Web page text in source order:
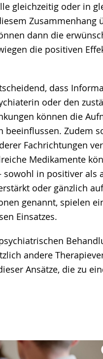
gleichzeitig oder in
Zusammenhang
dann die
die positiven
dass
oder den
können die
beeinflussen. Zudem
Fachrichtungen
Medikamente
sowohl in positiver als
oder gänzlich
genannt, spielen
Einsatzes.
andere
Ansätze, die zu